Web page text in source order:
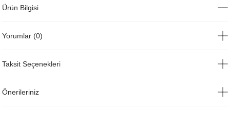
Ürün Bilgisi
Yorumlar (0)
Taksit Seçenekleri
Önerileriniz